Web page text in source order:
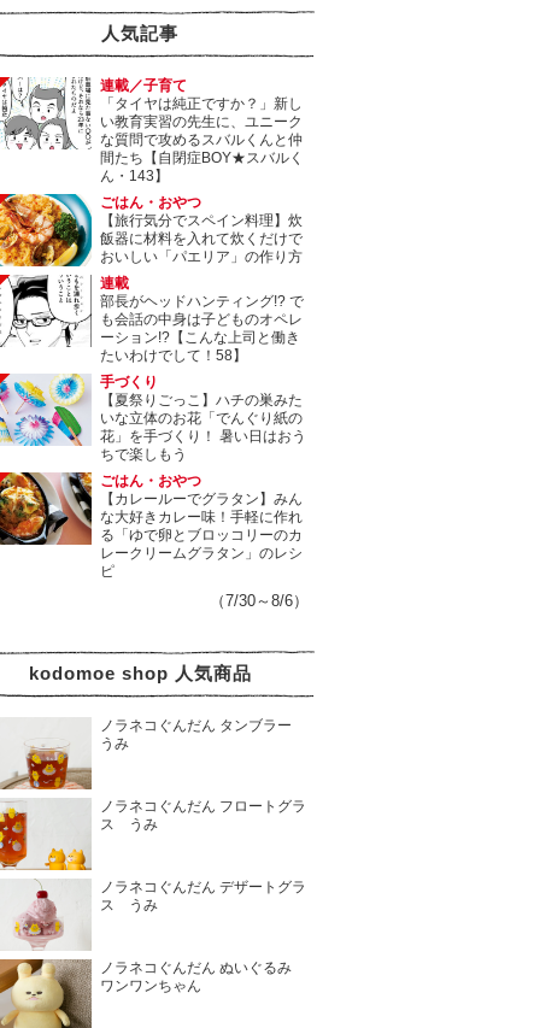
人気記事
連載／子育て
「タイヤは純正ですか？」新し
い教育実習の先生に、ユニーク
な質問で攻めるスバルくんと仲
間たち【自閉症BOY★スバルく
ん・143】
ごはん・おやつ
【旅行気分でスペイン料理】炊
飯器に材料を入れて炊くだけで
おいしい「パエリア」の作り方
連載
部長がヘッドハンティング!? で
も会話の中身は子どものオペレ
ーション!?【こんな上司と働き
たいわけでして！58】
手づくり
【夏祭りごっこ】ハチの巣みた
いな立体のお花「でんぐり紙の
花」を手づくり！ 暑い日はおう
ちで楽しもう
ごはん・おやつ
【カレールーでグラタン】みん
な大好きカレー味！手軽に作れ
る「ゆで卵とブロッコリーのカ
レークリームグラタン」のレシ
ピ
（7/30～8/6）
kodomoe shop 人気商品
ノラネコぐんだん タンブラー
うみ
ノラネコぐんだん フロートグラ
ス うみ
ノラネコぐんだん デザートグラ
ス うみ
ノラネコぐんだん ぬいぐるみ
ワンワンちゃん